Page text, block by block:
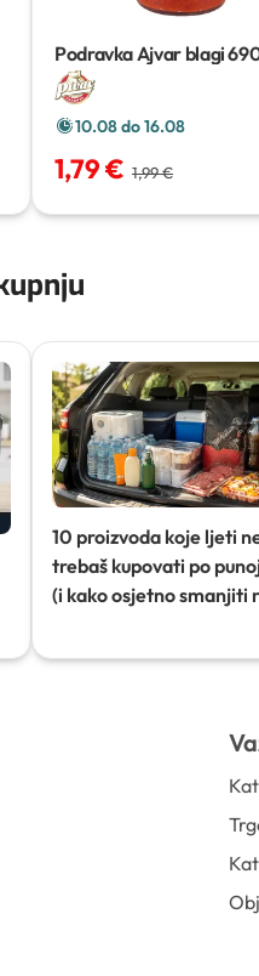
Podravka Ajvar blagi
10.08 do 16.08
1,79 € 1,99 €
10 proizvoda koje ljeti
trebaš kupovati po
(i kako osjetno smanjiti